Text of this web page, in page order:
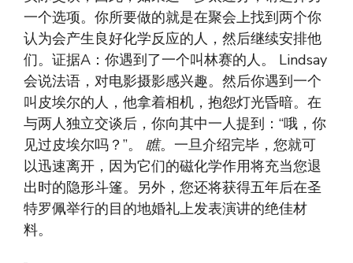
一个选项。你所要做的就是在聚会上找到两个你
认为会产生良好化学反应的人，然后继续安排他
们。证据A：你遇到了一个叫林赛的人。 Lindsay
会说法语，对电影摄影感兴趣。然后你遇到一个
叫皮埃尔的人，他拿着相机，抱怨灯光昏暗。在
与两人独立交谈后，你向其中一人提到：“哦，你
见过皮埃尔吗？”。 瞧。一旦介绍完毕，您就可
以迅速离开，因为它们的磁化学作用将充当您退
出时的隐形斗篷。另外，您还将获得五年后在圣
特罗佩举行的目的地婚礼上发表演讲的绝佳材
料。